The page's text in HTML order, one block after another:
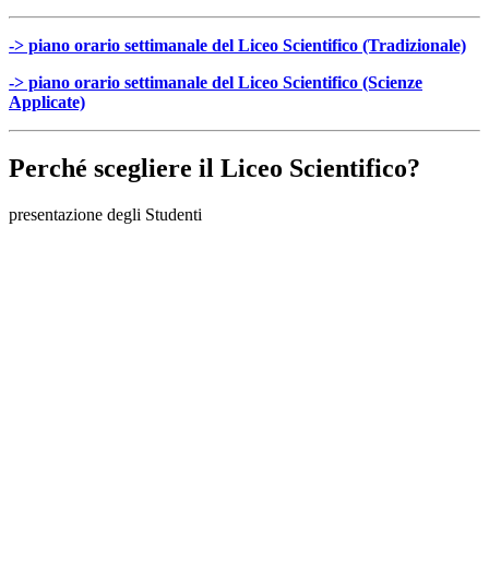
-> piano orario settimanale del Liceo Scientifico (Tradizionale)
-> piano orario settimanale del Liceo Scientifico (Scienze
Applicate)
Perché scegliere il Liceo Scientifico?
presentazione degli Studenti